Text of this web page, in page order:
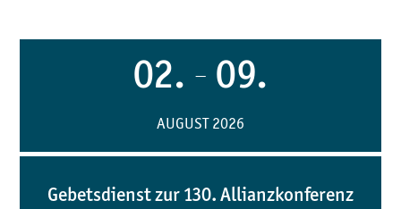
02. — 09.
AUGUST 2026
Gebetsdienst zur 130. Allianzkonferenz